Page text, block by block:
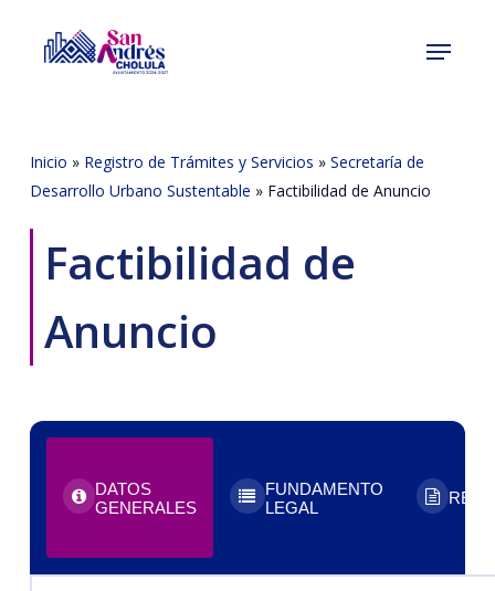
Menu
Inicio » Registro de Trámites y Servicios » Secretaría de
Desarrollo Urbano Sustentable » Factibilidad de Anuncio
Factibilidad de
Anuncio
DATOS
GENERALES
FUNDAMENTO
LEGAL